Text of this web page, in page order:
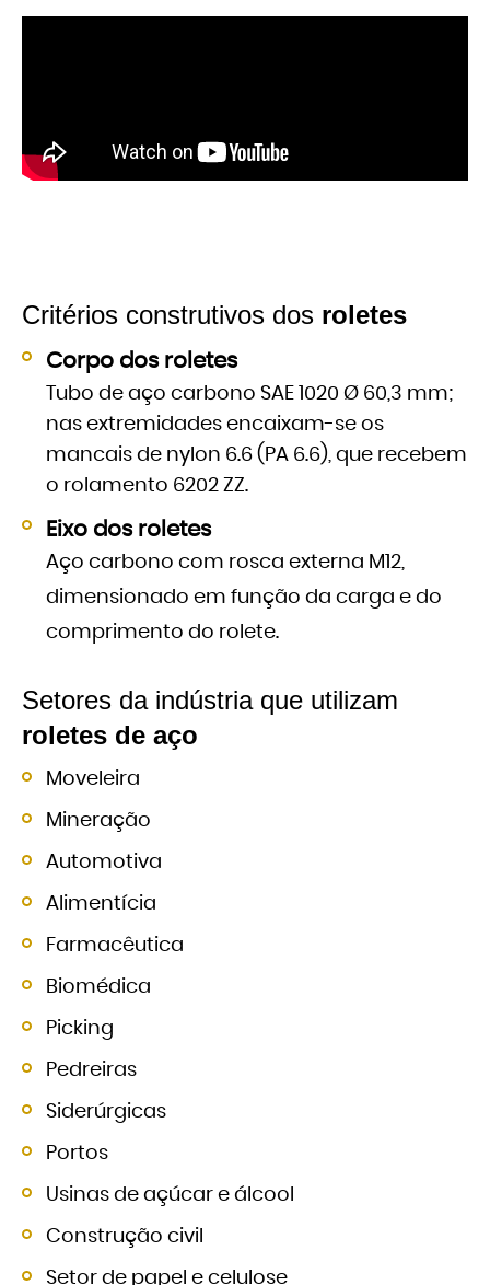
Critérios construtivos dos roletes
Corpo dos roletes
Tubo de aço carbono SAE 1020 Ø 60,3 mm;
nas extremidades encaixam-se os
mancais de nylon 6.6 (PA 6.6), que recebem
o rolamento 6202 ZZ.
Eixo dos roletes
Aço carbono com rosca externa M12,
dimensionado em função da carga e do
comprimento do rolete.
Setores da indústria que utilizam
roletes de aço
Moveleira
Mineração
Automotiva
Alimentícia
Farmacêutica
Biomédica
Picking
Pedreiras
Siderúrgicas
Portos
Usinas de açúcar e álcool
Construção civil
Setor de papel e celulose